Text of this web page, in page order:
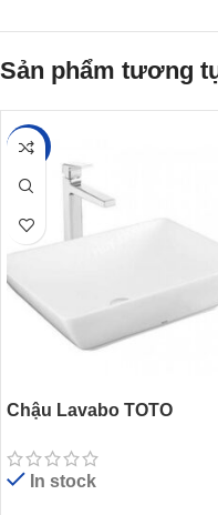
Sản phẩm tương
-28%
Chậu Lavabo TOTO
In stock